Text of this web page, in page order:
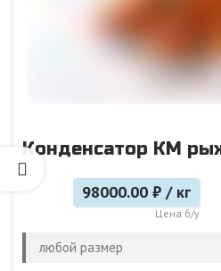
Конденсатор КМ
98000.00 ₽ / кг
Цена б/у
любой размер